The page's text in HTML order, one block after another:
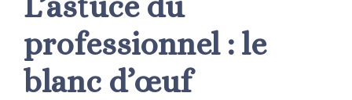
professionnel : le
blanc d’œuf